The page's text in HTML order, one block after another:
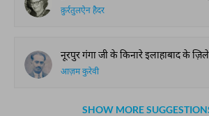
क़ुर्रतुलऐन हैदर
नूरपुर गंगा जी के किनारे इलाहाबाद के ज़िले में एक छोटा सा गाँव है। पंडित गिरधारी लाल उस गाँव के ज़मींदार थे। रामा शंकर उनका इकलौता लड़का था। खेती-बाड़ी में बड़ी बरकत थी। घर में ग़ल्ले का अंबार लगा रहता था। किसी बात की कमी न थी। पंडित राम लाल का लड़का राम जियावन ज़ात का ब्रह्मण था। किसी ज़माने में उसके ख़ानदान में भी लक्ष्मी देवी का राज था। लेकिन ग़दर में उनका ख़ानदान तबाह हो गया। जब उसने होश संभाला तो वो यतीम था। पंडित गिरधारी लाल ने उसकी परवरिश की और बड़े होते ही अपने यहाँ प्यादों में नौकर रख लिया। राम जियावन बड़ा कसरती पहलवान था। गो उसकी उम्र 40 साल से कुछ ज़ियादा हो गई थी फिर भी नूरपुर का तो क्या ज़िक्र आस-पास के गाँव में भी उसकी जोड़ का कोई दूसरा पहलवान न था। पंडित गिरधारी लाल के यहाँ चार रूपया माहवार तनख़्वाह मिलती थी। हर फ़सल पर दस-बारह मन अनाज भी मिल जाता था। घर में एक अच्छी ज़ात की गाय थी उसके लिए भूसा आसामियों से मिल जाता था। जब
आज़म कुरेवी
SHOW MORE